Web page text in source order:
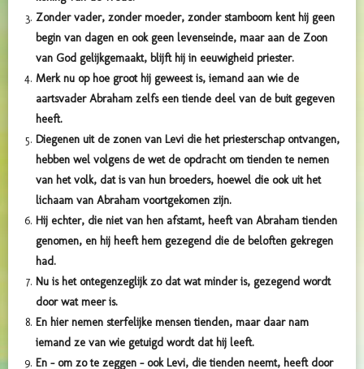
Zonder vader, zonder moeder, zonder stamboom kent hij geen
begin van dagen en ook geen levenseinde, maar aan de Zoon
van God gelijkgemaakt, blijft hij in eeuwigheid priester.
Merk nu op hoe groot hij geweest is, iemand aan wie de
aartsvader Abraham zelfs een tiende deel van de buit gegeven
heeft.
Diegenen uit de zonen van Levi die het priesterschap ontvangen,
hebben wel volgens de wet de opdracht om tienden te nemen
van het volk, dat is van hun broeders, hoewel die ook uit het
lichaam van Abraham voortgekomen zijn.
Hij echter, die niet van hen afstamt, heeft van Abraham tienden
genomen, en hij heeft hem gezegend die de beloften gekregen
had.
Nu is het ontegenzeglijk zo dat wat minder is, gezegend wordt
door wat meer is.
En hier nemen sterfelijke mensen tienden, maar daar nam
iemand ze van wie getuigd wordt dat hij leeft.
En – om zo te zeggen – ook Levi, die tienden neemt, heeft door